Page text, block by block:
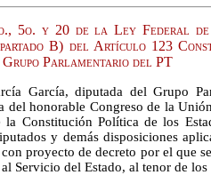
5o. y 20 de la Ley Federal
B) del Artículo 123
Parlamentario del PT
García, diputada del Grupo
del honorable Congreso de la
Constitución Política de los
y demás disposiciones
proyecto de decreto por el que
Servicio del Estado, al tenor de los